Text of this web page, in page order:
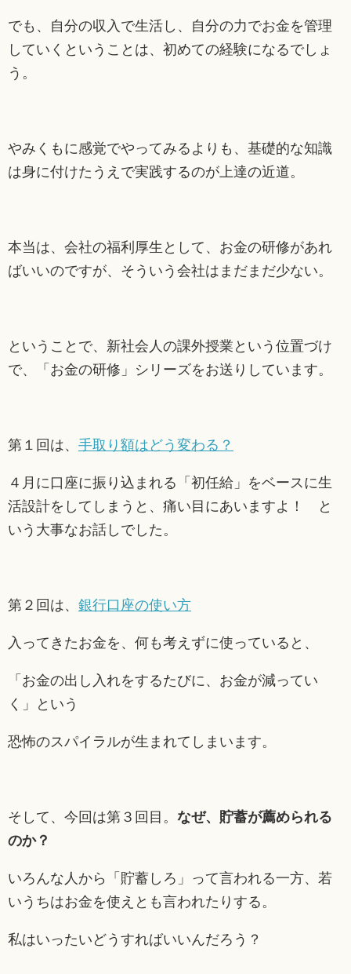
でも、自分の収入で生活し、自分の力でお金を管理
していくということは、初めての経験になるでしょ
う。
やみくもに感覚でやってみるよりも、基礎的な知識
は身に付けたうえで実践するのが上達の近道。
本当は、会社の福利厚生として、お金の研修があれ
ばいいのですが、そういう会社はまだまだ少ない。
ということで、新社会人の課外授業という位置づけ
で、「お金の研修」シリーズをお送りしています。
第１回は、 手取り額はどう変わる？
４月に口座に振り込まれる「初任給」をベースに生
活設計をしてしまうと、痛い目にあいますよ！ と
いう大事なお話しでした。
第２回は、 銀行口座の使い方
入ってきたお金を、何も考えずに使っていると、
「お金の出し入れをするたびに、お金が減ってい
く」という
恐怖のスパイラルが生まれてしまいます。
そして、今回は第３回目。 なぜ、貯蓄が薦められる
のか？
いろんな人から「貯蓄しろ」って言われる一方、若
いうちはお金を使えとも言われたりする。
私はいったいどうすればいいんだろう？